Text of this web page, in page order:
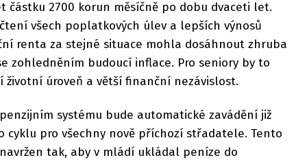
částku 2700 korun měsíčně po dobu dvaceti let.
všech poplatkových úlev a lepších výnosů
renta za stejné situace mohla dosáhnout zhruba
zohledněním budoucí inflace. Pro seniory by to
úroveň a větší finanční nezávislost.
systému bude automatické zavádění již
cyklu pro všechny nově příchozí střadatele. Tento
tak, aby v mládí ukládal peníze do